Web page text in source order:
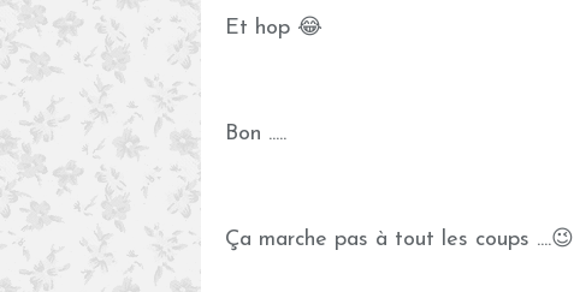
Et hop 😂
Bon .....
Ça marche pas à tout les coups ....😉